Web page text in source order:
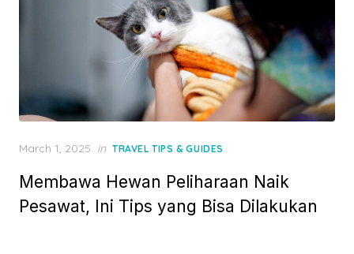
Posted
March 1, 2025 in TRAVEL TIPS & GUIDES
Membawa Hewan Peliharaan Naik
Pesawat, Ini Tips yang Bisa Dilakukan